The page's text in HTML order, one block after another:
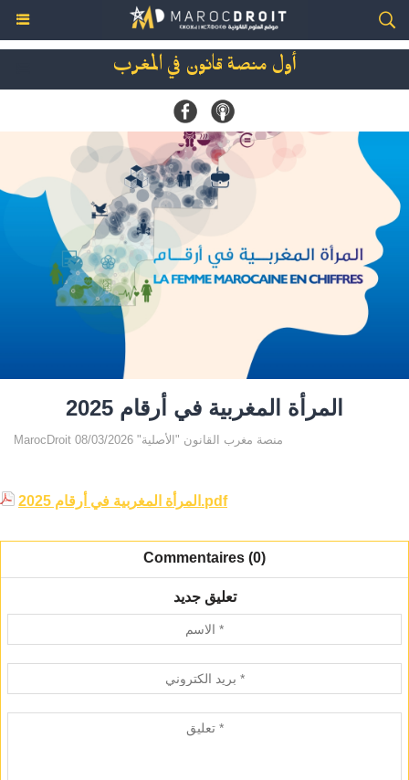
أول منصة قانون في المغرب
المرأة المغربية في أرقام 2025
MarocDroit منصة مغرب القانون "الأصلية" 08/03/2026
المرأة المغربية في أرقام 2025.pdf
Commentaires (0)
تعليق جديد